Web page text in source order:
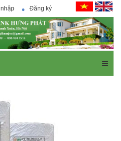
Đăng ký